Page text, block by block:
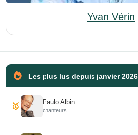
Yvan Vérin
Les plus lus depuis janvier 2026
🥇 Paulo Albin
chanteurs